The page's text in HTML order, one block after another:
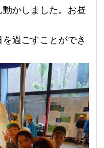
かしました。 お昼
過ごすことができ